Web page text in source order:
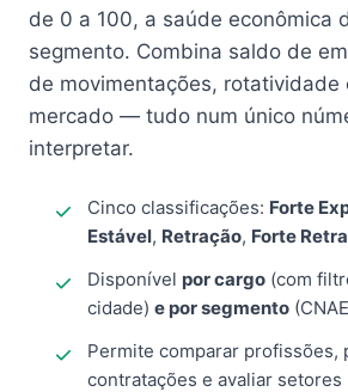
de 0 a 100, a saúde econômica
segmento. Combina saldo de
de movimentações, rotatividade
mercado — tudo num único
interpretar.
Cinco classificações: Forte
Estável, Retração, Forte
Disponível por cargo (com
cidade) e por segmento
Permite comparar profissões,
contratações e avaliar setores